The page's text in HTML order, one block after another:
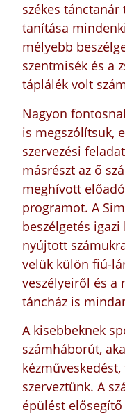
székes
tanítása
mélyebb
szentmisék és a
táplálék volt
Nagyon
is megszólítsuk,
szervezési
másrészt az ő
meghívott
programot. A
beszélgetés
nyújtott
velük külön fiú-
veszélyeiről és a
táncház is
A kisebbeknek
számháborút,
szerveztünk. A
épülést